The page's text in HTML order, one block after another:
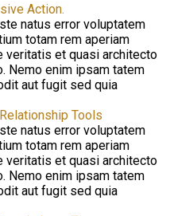
Action.
natus error voluptatem
totam rem aperiam
veritatis et quasi architecto
Nemo enim ipsam tatem
aut fugit sed quia
Tools
natus error voluptatem
totam rem aperiam
veritatis et quasi architecto
Nemo enim ipsam tatem
aut fugit sed quia